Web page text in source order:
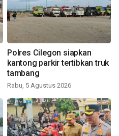
Polres Cilegon siapkan
kantong parkir tertibkan truk
tambang
Rabu, 5 Agustus 2026